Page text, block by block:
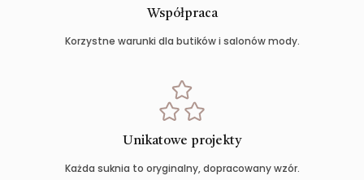
Współpraca
Korzystne warunki dla butików i salonów mody.
Unikatowe projekty
Każda suknia to oryginalny, dopracowany wzór.